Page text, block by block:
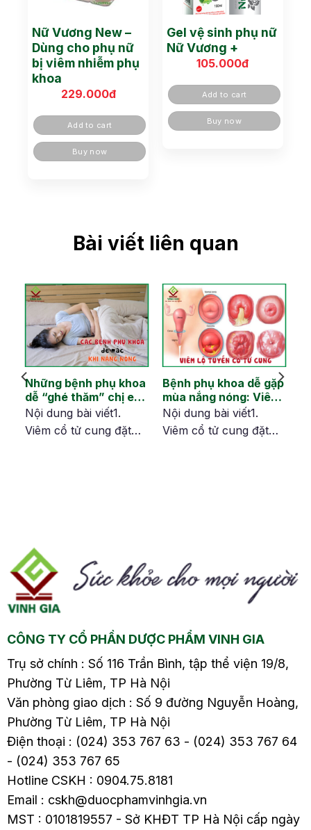
Nữ Vương New –
Dùng cho phụ nữ
bị viêm nhiễm phụ
khoa
229.000đ
Add to cart
Buy now
Gel vệ sinh phụ nữ
Nữ Vương +
105.000đ
Add to cart
Buy now
Bài viết liên quan
Những bệnh phụ khoa
dễ “ghé thăm” chị em
vào mùa hè
Nội dung bài viết1.
Viêm cổ tử cung đặt
thuốc3. Các biện pháp
phòng tránh viêm cổ
tử cung3.1. Tăng cường
hệ miễn dịch3.2. Từ bỏ
Bệnh phụ khoa dễ gặp
mùa nắng nóng: Viêm
lộ tuyến cổ tử cung
Nội dung bài viết1.
Viêm cổ tử cung đặt
phòng tránh viêm cổ
tử cung3.1. Tăng cường
hệ miễn dịch3.2. Từ bỏ
CÔNG TY CỔ PHẦN DƯỢC PHẨM VINH GIA
Trụ sở chính : Số 116 Trần Bình, tập thể viện 19/8,
Phường Từ Liêm, TP Hà Nội
Văn phòng giao dịch : Số 9 đường Nguyễn Hoàng,
Phường Từ Liêm, TP Hà Nội
Điện thoại : (024) 353 767 63 - (024) 353 767 64
- (024) 353 767 65
Hotline CSKH : 0904.75.8181
Email : cskh@duocphamvinhgia.vn
MST : 0101819557 - Sở KHĐT TP Hà Nội cấp ngày